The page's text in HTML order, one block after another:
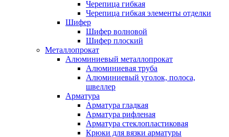
Черепица гибкая
Черепица гибкая элементы отделки
Шифер
Шифер волновой
Шифер плоский
Металлопрокат
Алюминиевый металлопрокат
Алюминиевая труба
Алюминиевый уголок, полоса,
швеллер
Арматура
Арматура гладкая
Арматура рифленая
Арматура стеклопластиковая
Крюки для вязки арматуры